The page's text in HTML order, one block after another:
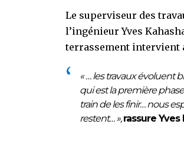
Le superviseur des
l’ingénieur Yves
terrassement intervient
« … les travaux évoluent
qui est la première
train de les finir… nous
restent… »,rassure Yves